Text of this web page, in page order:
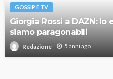
GOSSIP E TV
Giorgia Rossi a DAZN:
siamo paragonabili
Redazione 5 anni ago